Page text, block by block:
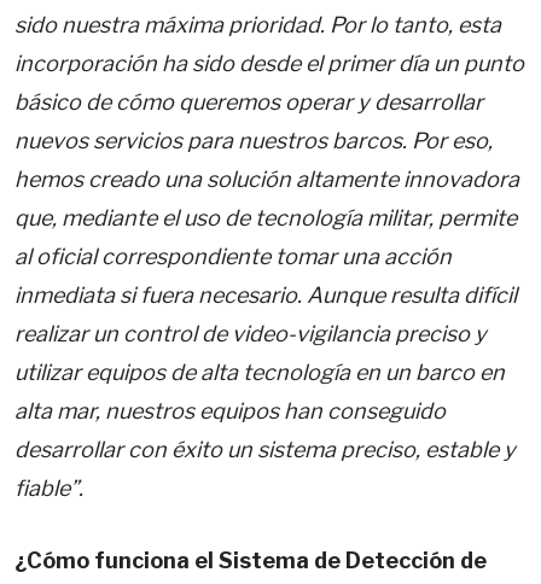
sido nuestra máxima prioridad. Por lo tanto, esta
incorporación ha sido desde el primer día un punto
básico de cómo queremos operar y desarrollar
nuevos servicios para nuestros barcos. Por eso,
hemos creado una solución altamente innovadora
que, mediante el uso de tecnología militar, permite
al oficial correspondiente tomar una acción
inmediata si fuera necesario. Aunque resulta difícil
realizar un control de video-vigilancia preciso y
utilizar equipos de alta tecnología en un barco en
alta mar, nuestros equipos han conseguido
desarrollar con éxito un sistema preciso, estable y
fiable”.
¿Cómo funciona el Sistema de Detección de